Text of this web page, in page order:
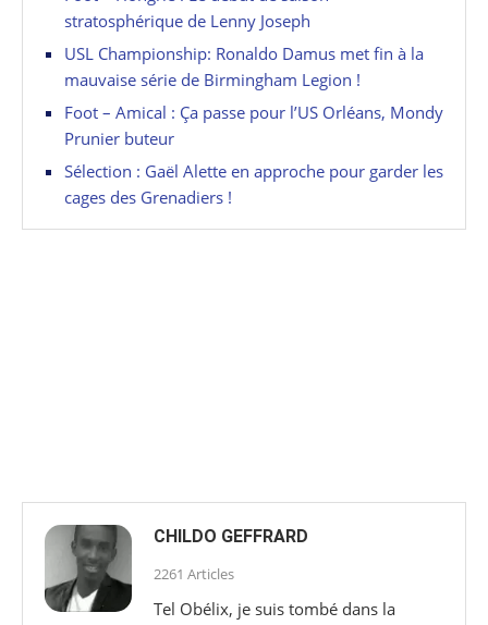
stratosphérique de Lenny Joseph
USL Championship: Ronaldo Damus met fin à la
mauvaise série de Birmingham Legion !
Foot – Amical : Ça passe pour l’US Orléans, Mondy
Prunier buteur
Sélection : Gaël Alette en approche pour garder les
cages des Grenadiers !
CHILDO GEFFRARD
2261 Articles
Tel Obélix, je suis tombé dans la